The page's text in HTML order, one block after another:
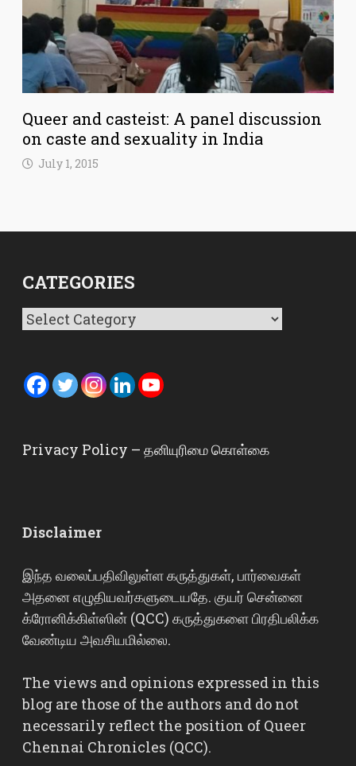
Queer and casteist: A panel discussion
on caste and sexuality in India
July 1, 2015
CATEGORIES
Categories
Privacy Policy – தனியுரிமை கொள்கை
Disclaimer
இந்த வலைப்பதிவிலுள்ள கருத்துகள், பார்வைகள்
அதனை எழுதியவர்களுடையதே. குயர் சென்னை
க்ரோனிக்கிள்ஸின் (QCC) கருத்துகளை பிரதிபலிக்க
வேண்டிய அவசியமில்லை.
The views and opinions expressed in this
blog are those of the authors and do not
necessarily reflect the position of Queer
Chennai Chronicles (QCC).